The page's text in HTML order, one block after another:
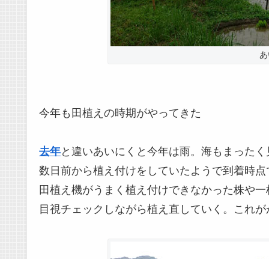
今年も田植えの時期がやってきた
去年と違いあいにくと今年は雨。海もまった
数日前から植え付けをしていたようで到着時
田植え機がうまく植え付けできなかった株や
目視チェックしながら植え直していく。これ